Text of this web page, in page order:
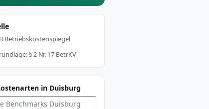
Betriebskostenspiegel
§ 2 Nr. 17 BetrKV
in Duisburg
Benchmarks Duisburg